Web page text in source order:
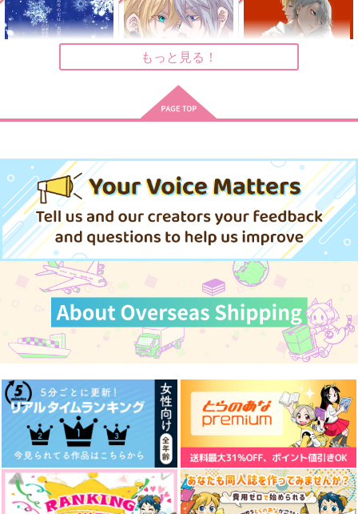
629円（税込）
山姥切国広×山姥切長義
472円（税込）
山姥切長義
作品詳細
660円（税込）
山姥切長義×山姥切国広
うちの写しはそんな事
fefefe
山姥切国広×山姥切長義
サンプル
作品詳細
オマケなし【通常版】
シュウハル夏アンソロ
ジー「オアシスで待ち
合わせ」
落ちろ！桃源郷
シュウ×ハルカ
サンプル
作品詳細
AMBER SKY【オマケ
なし】
けろりっち
石神千空×コハク
サンプル
作品詳細
見るか
AMBIVALENT
専売 1,572円 （税込）
刀剣乱舞
山姥切国広×山姥切長義
サンプル
カート
PINK POWER
専売 315円（税込）
山姥切国広×山姥切長義
サンプル
いであろっく
専売 1,155円 （税込）
刀剣乱舞
山姥切国広×山姥切長義
サンプル
くにちょぎつめ！
山姥切劇場 極
恋と呪いは紙一重！？
もっと見る！